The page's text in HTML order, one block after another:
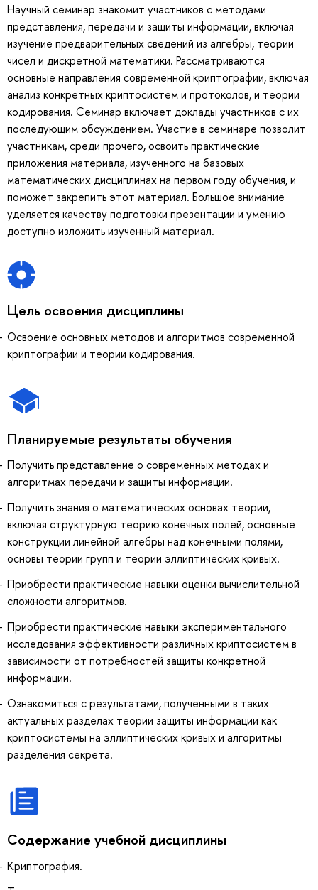
Научный семинар знакомит участников с методами
представления, передачи и защиты информации, включая
изучение предварительных сведений из алгебры, теории
чисел и дискретной математики. Рассматриваются
основные направления современной криптографии, включая
анализ конкретных криптосистем и протоколов, и теории
кодирования. Семинар включает доклады участников с их
последующим обсуждением. Участие в семинаре позволит
участникам, среди прочего, освоить практические
приложения материала, изученного на базовых
математических дисциплинах на первом году обучения, и
поможет закрепить этот материал. Большое внимание
уделяется качеству подготовки презентации и умению
доступно изложить изученный материал.
Цель освоения дисциплины
Освоение основных методов и алгоритмов современной
криптографии и теории кодирования.
Планируемые результаты обучения
Получить представление о современных методах и
алгоритмах передачи и защиты информации.
Получить знания о математических основах теории,
включая структурную теорию конечных полей, основные
конструкции линейной алгебры над конечными полями,
основы теории групп и теории эллиптических кривых.
Приобрести практические навыки оценки вычислительной
сложности алгоритмов.
Приобрести практические навыки экспериментального
исследования эффективности различных криптосистем в
зависимости от потребностей защиты конкретной
информации.
Ознакомиться с результатами, полученными в таких
актуальных разделах теории защиты информации как
криптосистемы на эллиптических кривых и алгоритмы
разделения секрета.
Содержание учебной дисциплины
Криптография.